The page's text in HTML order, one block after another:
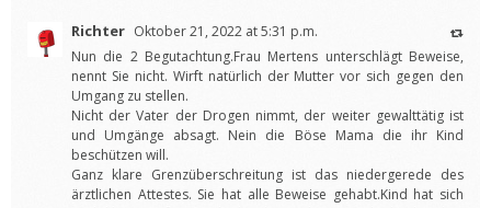
Richter Oktober 21, 2022 at 5:31 p.m.
Nun die 2 Begutachtung.Frau Mertens unterschlägt Beweise,
nennt Sie nicht. Wirft natürlich der Mutter vor sich gegen den
Umgang zu stellen.
Nicht der Vater der Drogen nimmt, der weiter gewalttätig ist
und Umgänge absagt. Nein die Böse Mama die ihr Kind
beschützen will.
Ganz klare Grenzüberschreitung ist das niedergerede des
ärztlichen Attestes. Sie hat alle Beweise gehabt.Kind hat sich